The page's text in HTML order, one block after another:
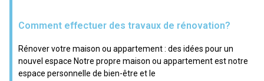
Comment effectuer des travaux de rénovation?
Rénover votre maison ou appartement : des idées pour un
nouvel espace Notre propre maison ou appartement est notre
espace personnelle de bien-être et le